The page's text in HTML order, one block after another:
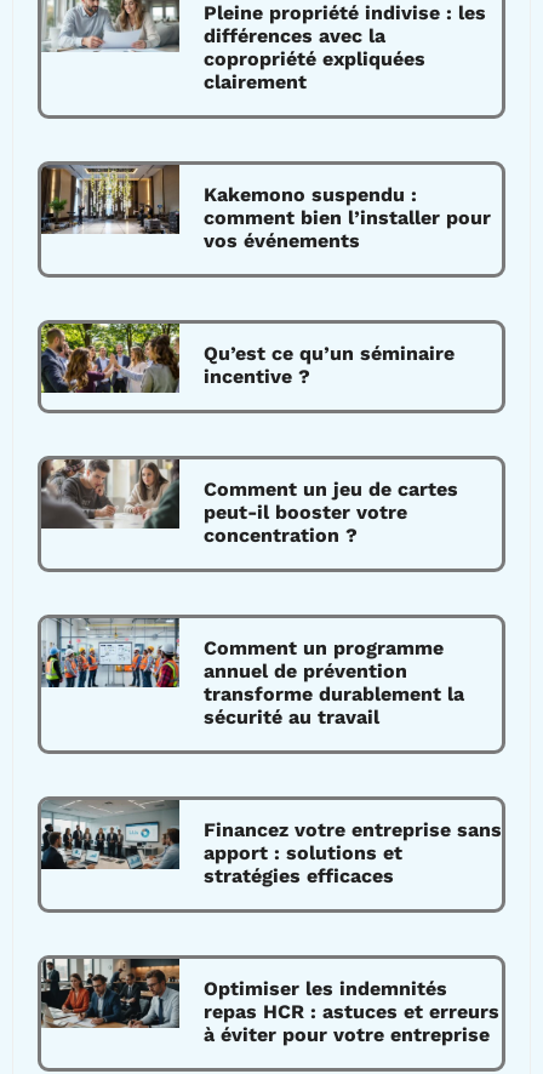
Pleine propriété indivise : les
différences avec la
copropriété expliquées
clairement
Kakemono suspendu :
comment bien l’installer pour
vos événements
Qu’est ce qu’un séminaire
incentive ?
Comment un jeu de cartes
peut-il booster votre
concentration ?
Comment un programme
annuel de prévention
transforme durablement la
sécurité au travail
Financez votre entreprise sans
apport : solutions et
stratégies efficaces
Optimiser les indemnités
repas HCR : astuces et erreurs
à éviter pour votre entreprise